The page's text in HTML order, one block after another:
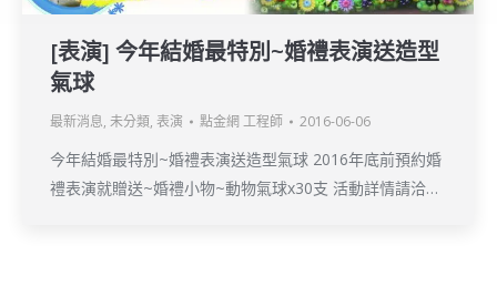
[表演] 今年結婚最特別~婚禮表演送造型
氣球
最新消息, 未分類, 表演 點金網 工程師 2016-06-06
今年結婚最特別~婚禮表演送造型氣球 2016年底前預約婚
禮表演就贈送~婚禮小物~動物氣球x30支 活動詳情請洽…